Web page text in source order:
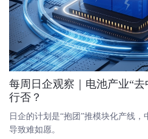
每周日企观察｜电池产业“
行否？
日企的计划是“抱团”推模块化产线
导致难如愿。